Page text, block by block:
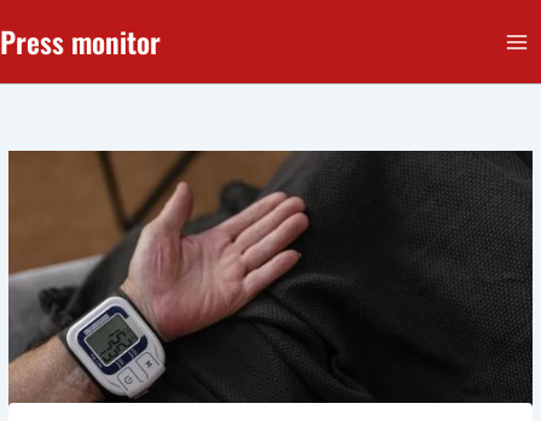
до
Press monitor